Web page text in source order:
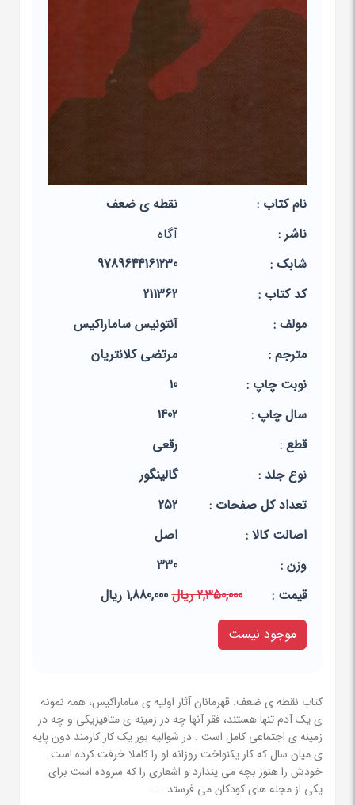
نام کتاب :
نقطه ی ضعف
ناشر :
آگاه
شابک :
9789644161230
کد کتاب :
211362
مولف :
آنتونیس ساماراکیس
مترجم :
مرتضی کلانتریان
نوبت چاپ :
10
سال چاپ :
1402
قطع :
رقعی
نوع جلد :
گالینگور
تعداد کل صفحات :
252
اصالت کالا :
اصل
وزن :
330
قيمت :
2,350,000 ریال
1,880,000 ریال
موجود نیست
کتاب نقطه ی ضعف: قهرمانان آثار اولیه ی ساماراکیس، همه نمونه
ی یک آدم تنها هستند، فقر آنها چه در زمینه ی متافیزیکی و چه در
زمینه ی اجتماعی کامل است . در شوالیه بور یک کار کارمند دون پایه
ی میان سال که کار یکنواخت روزانه او را کاملا خرفت کرده است.
خودش را هنوز بچه می پندارد و اشعاری را که سروده است برای
یکی از مجله های کودکان می فرستد......